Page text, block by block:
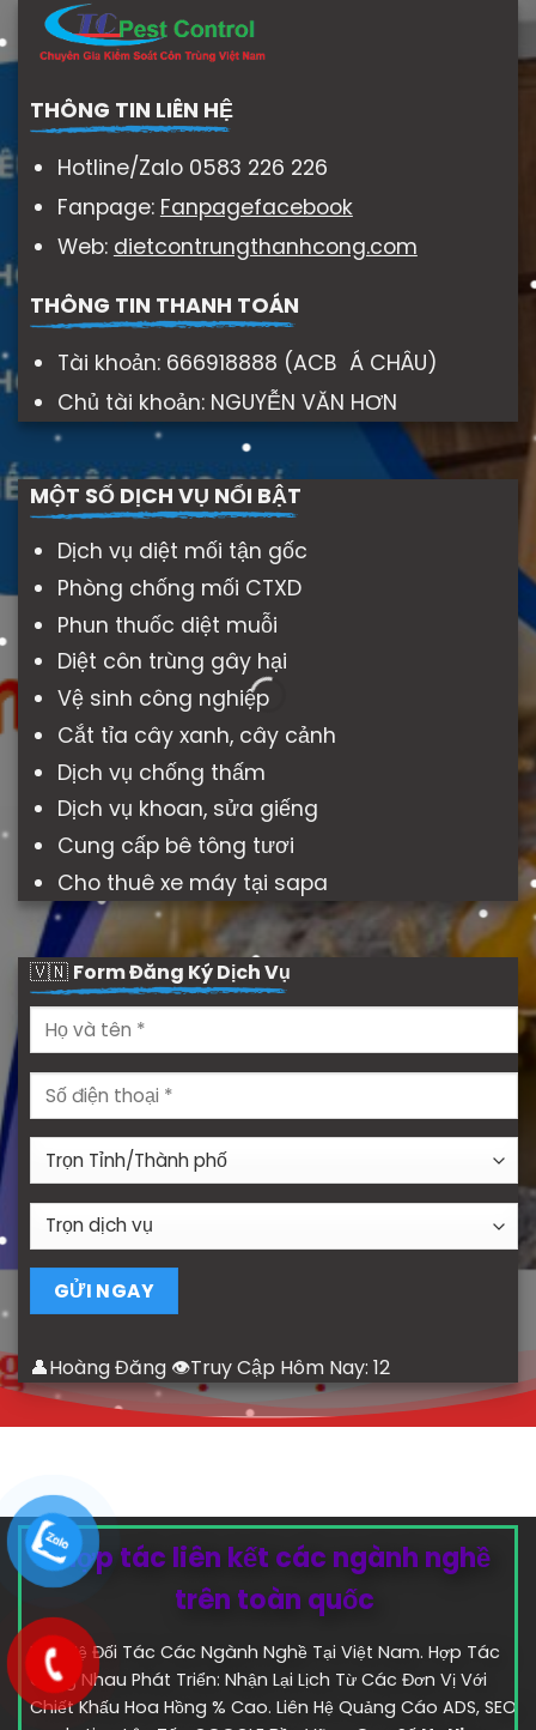
THÔNG TIN LIÊN HỆ
Hotline/Zalo 0583 226 226
Fanpage: Fanpagefacebook
Web: dietcontrungthanhcong.com
THÔNG TIN THANH TOÁN
Tài khoản: 666918888 (ACB Á CHÂU)
Chủ tài khoản: NGUYỄN VĂN HƠN
MỘT SỐ DỊCH VỤ NỔI BẬT
Dịch vụ diệt mối tận gốc
Phòng chống mối CTXD
Phun thuốc diệt muỗi
Diệt côn trùng gây hại
Vệ sinh công nghiệp
Cắt tỉa cây xanh, cây cảnh
Dịch vụ chống thấm
Dịch vụ khoan, sửa giếng
Cung cấp bê tông tươi
Cho thuê xe máy tại sapa
🇻🇳 Form Đăng Ký Dịch Vụ
👤Hoàng Đăng 👁Truy Cập Hôm Nay: 12
Hợp tác liên kết các ngành nghề
trên toàn quốc
Liên Hệ Đối Tác Các Ngành Nghề Tại Việt Nam. Hợp Tác
Cùng Nhau Phát Triển: Nhận Lại Lịch Từ Các Đơn Vị Với
Chiết Khấu Hoa Hồng % Cao. Liên Hệ Quảng Cáo ADS, SEO